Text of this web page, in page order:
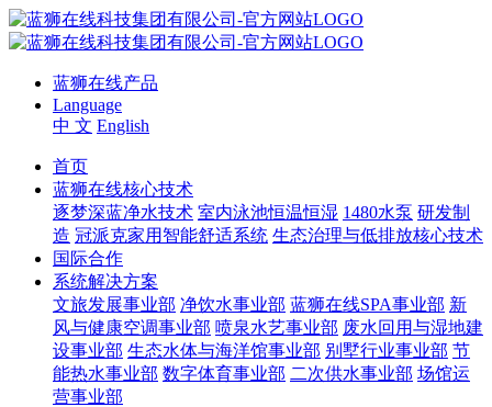
蓝狮在线产品
Language
中 文 English
首页
蓝狮在线核心技术
逐梦深蓝净水技术 室内泳池恒温恒湿 1480水泵 研发制
造 冠派克家用智能舒适系统 生态治理与低排放核心技术
国际合作
系统解决方案
文旅发展事业部 净饮水事业部 蓝狮在线SPA事业部 新
风与健康空调事业部 喷泉水艺事业部 废水回用与湿地建
设事业部 生态水体与海洋馆事业部 别墅行业事业部 节
能热水事业部 数字体育事业部 二次供水事业部 场馆运
营事业部